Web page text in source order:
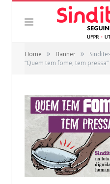
Home » Banner »
“Quem tem fome, tem pressa”